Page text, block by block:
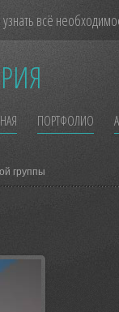
всё
ПОРТФОЛИО
группы